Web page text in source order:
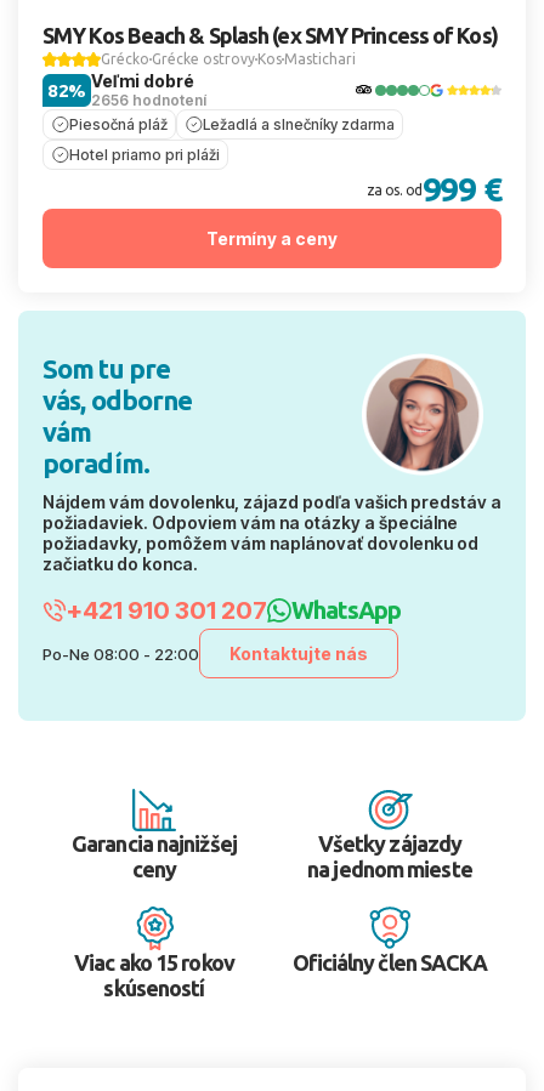
SMY Kos Beach & Splash (ex SMY Princess of Kos)
Grécko Grécke ostrovy Kos Mastichari
Veľmi dobré
2656 hodnotení
82%
Piesočná pláž
Ležadlá a slnečníky zdarma
Hotel priamo pri pláži
za os. od 999 €
Termíny a ceny
Som tu pre
vás, odborne
vám
poradím.
Nájdem vám dovolenku, zájazd podľa vašich predstáv a
požiadaviek. Odpoviem vám na otázky a špeciálne
požiadavky, pomôžem vám naplánovať dovolenku od
začiatku do konca.
+421 910 301 207 WhatsApp
Po-Ne 08:00 - 22:00 Kontaktujte nás
Garancia najnižšej
ceny
Všetky zájazdy
na jednom mieste
Viac ako 15 rokov
skúseností
Oficiálny člen SACKA